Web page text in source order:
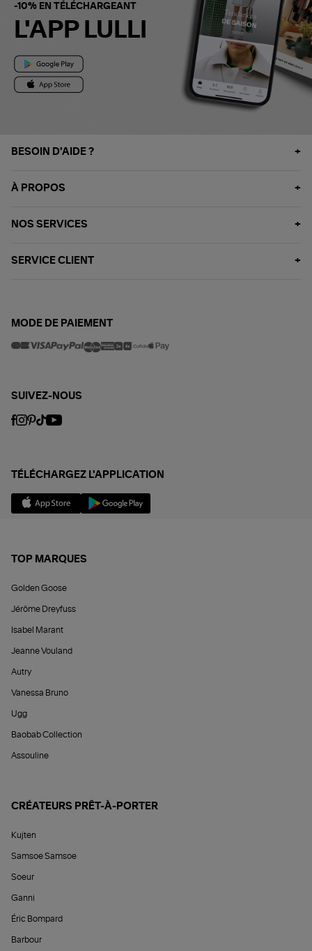
-10% EN TÉLÉCHARGEANT
L'APP LULLI
BESOIN D'AIDE ?
À PROPOS
NOS SERVICES
SERVICE CLIENT
MODE DE PAIEMENT
SUIVEZ-NOUS
TÉLÉCHARGEZ L'APPLICATION
TOP MARQUES
Golden Goose
Jérôme Dreyfuss
Isabel Marant
Jeanne Vouland
Autry
Vanessa Bruno
Ugg
Baobab Collection
Assouline
CRÉATEURS PRÊT-À-PORTER
Kujten
Samsoe Samsoe
Soeur
Ganni
Éric Bompard
Barbour